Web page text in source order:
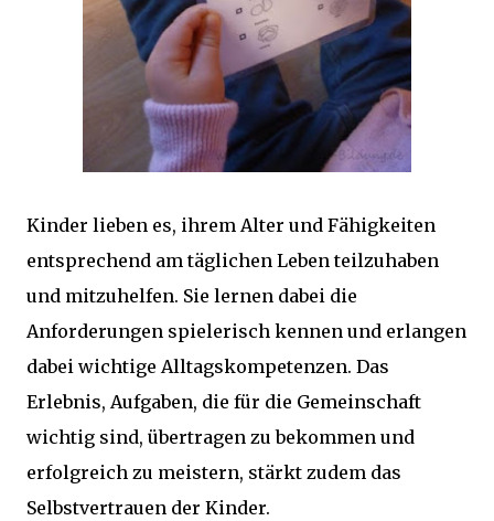
Kinder lieben es, ihrem Alter und Fähigkeiten
entsprechend am täglichen Leben teilzuhaben
und mitzuhelfen. Sie lernen dabei die
Anforderungen spielerisch kennen und erlangen
dabei wichtige Alltagskompetenzen. Das
Erlebnis, Aufgaben, die für die Gemeinschaft
wichtig sind, übertragen zu bekommen und
erfolgreich zu meistern, stärkt zudem das
Selbstvertrauen der Kinder.